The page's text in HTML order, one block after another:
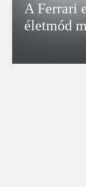
A Ferrari
életmód